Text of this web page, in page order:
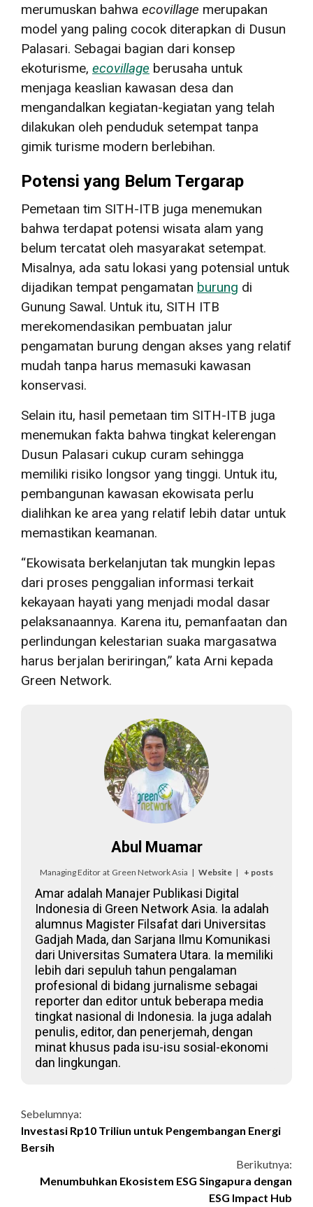
merumuskan bahwa ecovillage merupakan
model yang paling cocok diterapkan di Dusun
Palasari. Sebagai bagian dari konsep
ekoturisme, ecovillage berusaha untuk
menjaga keaslian kawasan desa dan
mengandalkan kegiatan-kegiatan yang telah
dilakukan oleh penduduk setempat tanpa
gimik turisme modern berlebihan.
Potensi yang Belum Tergarap
Pemetaan tim SITH-ITB juga menemukan
bahwa terdapat potensi wisata alam yang
belum tercatat oleh masyarakat setempat.
Misalnya, ada satu lokasi yang potensial untuk
dijadikan tempat pengamatan burung di
Gunung Sawal. Untuk itu, SITH ITB
merekomendasikan pembuatan jalur
pengamatan burung dengan akses yang relatif
mudah tanpa harus memasuki kawasan
konservasi.
Selain itu, hasil pemetaan tim SITH-ITB juga
menemukan fakta bahwa tingkat kelerengan
Dusun Palasari cukup curam sehingga
memiliki risiko longsor yang tinggi. Untuk itu,
pembangunan kawasan ekowisata perlu
dialihkan ke area yang relatif lebih datar untuk
memastikan keamanan.
“Ekowisata berkelanjutan tak mungkin lepas
dari proses penggalian informasi terkait
kekayaan hayati yang menjadi modal dasar
pelaksanaannya. Karena itu, pemanfaatan dan
perlindungan kelestarian suaka margasatwa
harus berjalan beriringan,” kata Arni kepada
Green Network.
Abul Muamar
Managing Editor at Green Network Asia | Website | + posts
Amar adalah Manajer Publikasi Digital
Indonesia di Green Network Asia. Ia adalah
alumnus Magister Filsafat dari Universitas
Gadjah Mada, dan Sarjana Ilmu Komunikasi
dari Universitas Sumatera Utara. Ia memiliki
lebih dari sepuluh tahun pengalaman
profesional di bidang jurnalisme sebagai
reporter dan editor untuk beberapa media
tingkat nasional di Indonesia. Ia juga adalah
penulis, editor, dan penerjemah, dengan
minat khusus pada isu-isu sosial-ekonomi
dan lingkungan.
Continue
Reading
Sebelumnya:
Investasi Rp10 Triliun untuk Pengembangan Energi
Bersih
Berikutnya:
Menumbuhkan Ekosistem ESG Singapura dengan
ESG Impact Hub